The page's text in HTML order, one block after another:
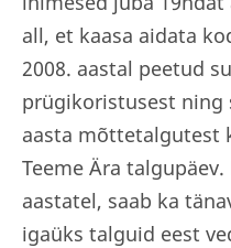
all, et kaasa aidata
2008. aastal peetud
prügikoristusest ning
aasta mõttetalgutest
Teeme Ära
aastatel, saab ka
igaüks talguid eest